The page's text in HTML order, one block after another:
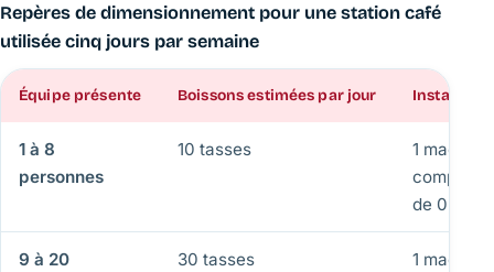
Repères de dimensionnement pour une station café
utilisée cinq jours par semaine
Équipe présente Boissons estimées par jour
1 à 8
personnes
10 tasses
1 machine
de 0,7 L
9 à 20
30 tasses
1